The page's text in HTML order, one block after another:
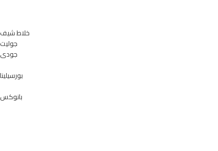
خلاط شيف
جوليت
جودى
بورسيلينا
بانوكس